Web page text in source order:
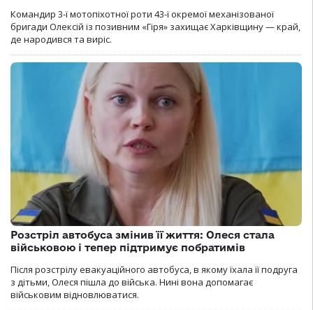
Командир 3-ї мотопіхотної роти 43-ї окремої механізованої
бригади Олексій із позивним «Гіря» захищає Харківщину — край,
де народився та виріс.
Розстріл автобуса змінив її життя: Олеся стала
військовою і тепер підтримує побратимів
Після розстрілу евакуаційного автобуса, в якому їхала її подруга
з дітьми, Олеся пішла до війська. Нині вона допомагає
військовим відновлюватися.